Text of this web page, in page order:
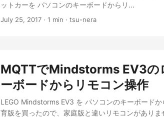
ットカーを パソコンのキーボードからリ...
July 25, 2017 · 1 min · tsu-nera
MQTTでMindstorms EV3の
ーボードからリモコン操作
LEGO Mindstorms EV3 を パソコンのキーボード
育版を買ったので、家庭版と違いリモコンがあり